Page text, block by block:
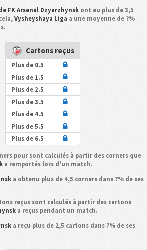
FK Arsenal Dzyarzhynsk ont eu plus de 3,5
Vysheyshaya Liga a une moyenne de ?%
Cartons reçus
Plus de 0.5
Plus de 1.5
Plus de 2.5
Plus de 3.5
Plus de 4.5
Plus de 5.5
Plus de 6.5
pour sont calculés à partir des corners que
a remportés lors d'un match.
a obtenu plus de 4,5 corners dans ?% de ses
reçus sont calculés à partir des cartons
a reçus pendant un match.
a reçu plus de 2,5 cartons dans ?% de ses